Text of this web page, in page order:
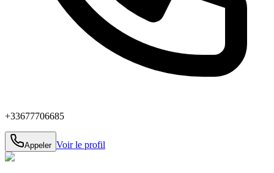
+33677706685
Appeler Voir le profil